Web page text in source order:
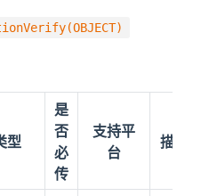
型
是
否
必
传
支持平
台
描述